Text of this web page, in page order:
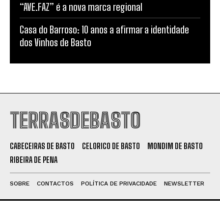
“AVE.FAZ” é a nova marca regional
Casa do Barroso: 10 anos a afirmar a identidade
dos Vinhos de Basto
TERRASDEBASTO
CABECEIRAS DE BASTO CELORICO DE BASTO
MONDIM DE BASTO
RIBEIRA DE PENA
SOBRE CONTACTOS POLÍTICA DE PRIVACIDADE NEWSLETTER